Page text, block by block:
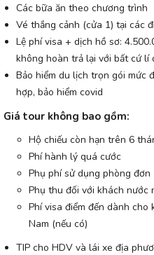
Các bữa ăn theo chương trình
Vé thắng cảnh (cửa 1) tại các
Lệ phí visa + dịch hồ sơ:
không hoàn trả lại với bất cứ lí
Bảo hiểm du lịch trọn gói mức
hợp, bảo hiểm covid
Giá tour không bao gồm:
Hộ chiếu còn hạn trên 6
Phí hành lý quá cước
Phụ phí sử dụng phòng đơn
Phụ thu đối với khách nước
Phí visa điểm đến dành
Nam (nếu có)
TIP cho HDV và lái xe địa